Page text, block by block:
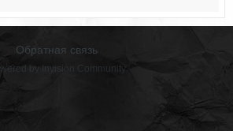
Обратная связь
by Invision Community